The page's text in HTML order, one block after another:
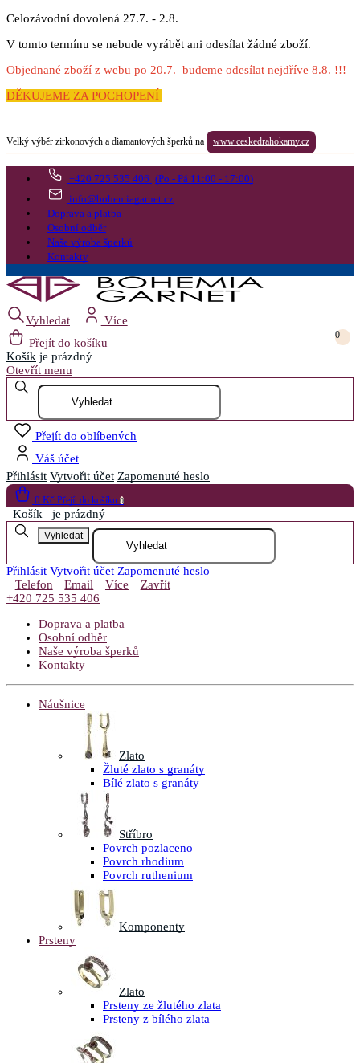
Celozávodní dovolená 27.7. - 2.8.
V tomto termínu se nebude vyrábět ani odesílat žádné zboží.
Objednané zboží z webu po 20.7. budeme odesílat nejdříve 8.8. !!!
DĚKUJEME ZA POCHOPENÍ
Velký výběr zirkonových a diamantových šperků na www.ceskedrahokamy.cz
+420 725 535 406 (Po - Pá 11:00 - 17:00)
info@bohemiagarnet.cz
Doprava a platba
Osobní odběr
Naše výroba šperků
Kontakty
Vyhledat
Více
Přejít do košíku
0
Košík je prázdný
Otevřít menu
Přejít do oblíbených
Váš účet
Přihlásit Vytvořit účet Zapomenuté heslo
0 Kč Přejít do košíku 0
Košík je prázdný
Vyhledat
Přihlásit Vytvořit účet Zapomenuté heslo
Telefon
Email Více
Zavřít
+420 725 535 406
Doprava a platba
Osobní odběr
Naše výroba šperků
Kontakty
Náušnice
Zlato
Žluté zlato s granáty
Bílé zlato s granáty
Stříbro
Povrch pozlaceno
Povrch rhodium
Povrch ruthenium
Komponenty
Prsteny
Zlato
Prsteny ze žlutého zlata
Prsteny z bílého zlata